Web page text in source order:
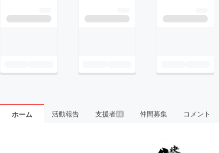
ホーム 活動報告 支援者69 仲間募集 コメント